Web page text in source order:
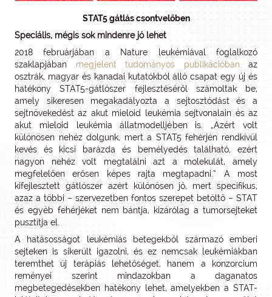
STAT5 gátlás csontvelőben
Speciális, mégis sok mindenre jó lehet
2018 februárjában a Nature leukémiával foglalkozó
szaklapjában megjelent tudományos publikációban az
osztrák, magyar és kanadai kutatókból álló csapat egy új és
hatékony STAT5-gátlószer fejlesztéséről számoltak be,
amely sikeresen megakadályozta a sejtosztódást és a
sejtnövekedést az akut mieloid leukémia sejtvonalain és az
akut mieloid leukémia állatmodelljében is. „Azért volt
különösen nehéz dolgunk, mert a STAT5 fehérjén rendkívül
kevés és kicsi barázda és bemélyedés található, ezért
nagyon nehéz volt megtalálni azt a molekulát, amely
megfelelően erősen képes rajta megtapadni.” A most
kifejlesztett gátlószer azért különösen jó, mert specifikus,
azaz a többi – szervezetben fontos szerepet betöltő – STAT
és egyéb fehérjéket nem bántja, kizárólag a tumorsejteket
pusztítja el.
A hatásosságot leukémiás betegekből származó emberi
sejteken is sikerült igazolni, és ez nemcsak leukémiákban
teremthet új terápiás lehetőséget, hanem a konzorcium
reményei szerint mindazokban a daganatos
megbetegedésekben hatékony lehet, amelyekben a STAT-